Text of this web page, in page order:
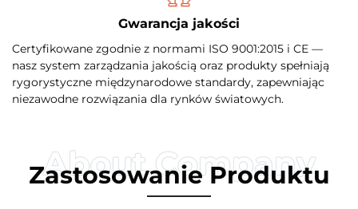
Gwarancja jakości
Certyfikowane zgodnie z normami ISO 9001:2015 i CE —
nasz system zarządzania jakością oraz produkty spełniają
rygorystyczne międzynarodowe standardy, zapewniając
niezawodne rozwiązania dla rynków światowych.
Zastosowanie Produktu